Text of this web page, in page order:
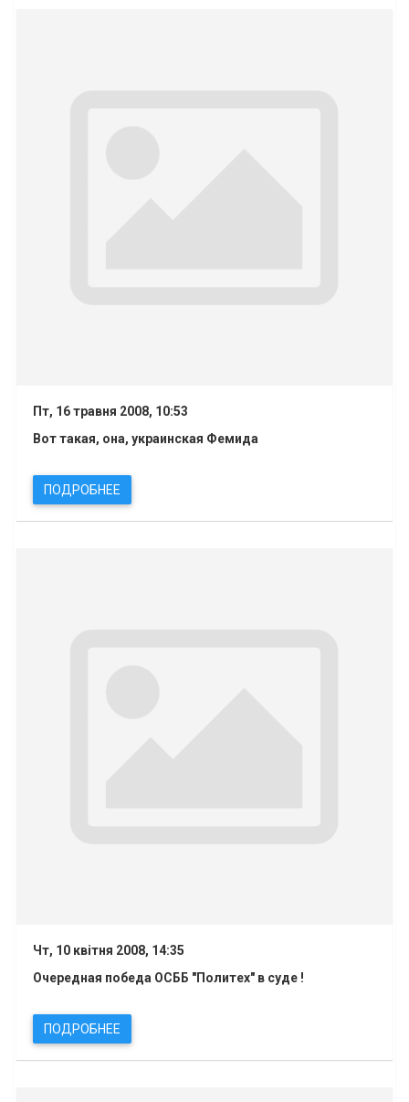
Пт, 16 травня 2008, 10:53
Вот такая, она, украинская Фемида
ПОДРОБНЕЕ
Чт, 10 квітня 2008, 14:35
Очередная победа ОСББ "Политех" в суде !
ПОДРОБНЕЕ